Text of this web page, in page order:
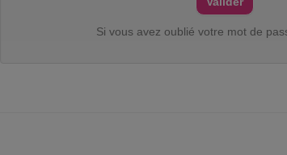
Si vous avez oublié votre mot de